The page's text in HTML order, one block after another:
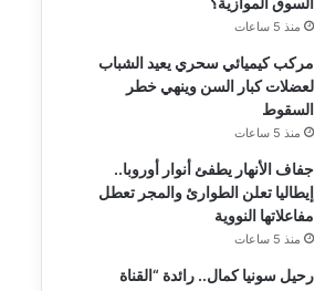
منذ 5 ساعات
مركب كيميائي سحري يعيد الشباب
لعضلات كبار السن وينهي خطر
السقوط
منذ 5 ساعات
جفاف الأنهار يطفئ أنوار أوروبا..
إيطاليا تعلن الطوارئ والمجر تعطل
مفاعلاتها النووية
منذ 5 ساعات
رحيل سونيا كمال.. رائدة “القناة